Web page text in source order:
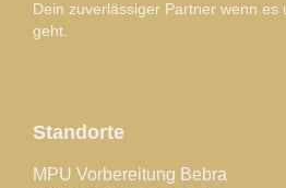
Dein zuverlässiger Partner wenn es
geht.
Standorte
MPU Vorbereitung Bebra